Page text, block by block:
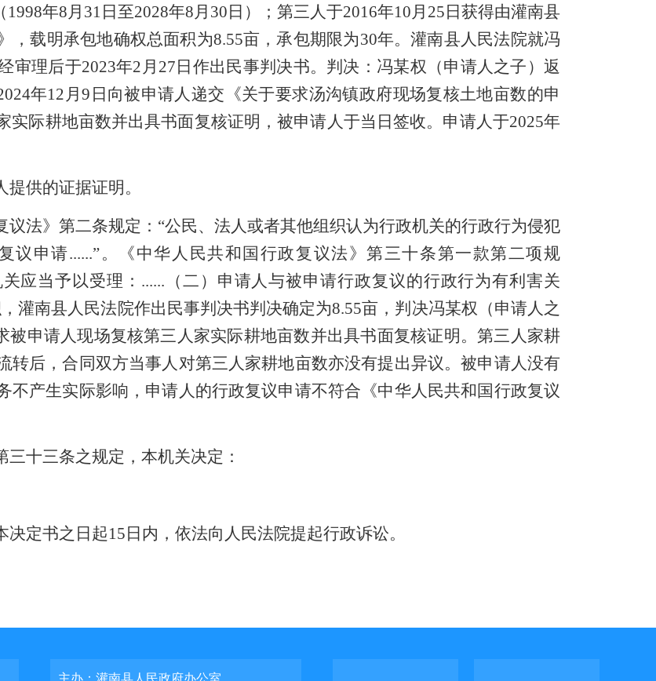
年8月31日至2028年8月30日）；第三人于2016年10月25日获得由灌南县
，载明承包地确权总面积为8.55亩，承包期限为30年。灌南县人民法院就冯
审理后于2023年2月27日作出 民事判决书。 判决：冯某权（申请人之子）返
年12月9日向被申请人递交《关于要求汤沟镇政府现场复核土地亩数的申
实际耕地亩数并出具书面复核证明，被申请人于当日签收。申请人于2025年
供的证据证明。
法》第二条规定： “公民、法人或者其他组织认为行政机关的行政行为侵犯
议申请......”。《中华人民共和国行政复议法》第三十条第一款第二项规
应当予以受理：......（二）申请人与被申请行政复议的行政行为有利害关
灌南县人民法院作出民事判决书判决确定为8.55亩，判决冯某权（申请人之
被申请人现场复核第三人家实际耕地亩数并出具书面复核证明 。第三人家耕
转后，合同双方当事人对第三人家耕地亩数亦没有提出异议。被申请人没有
不产生实际影响，申请人的行政复议申请不符合 《中华人民共和国行政复议
十三条之规定，本机关决定：
决定书之日起15日内，依法向人民法院提起行政诉讼。
主办：灌南县人民政府办公室